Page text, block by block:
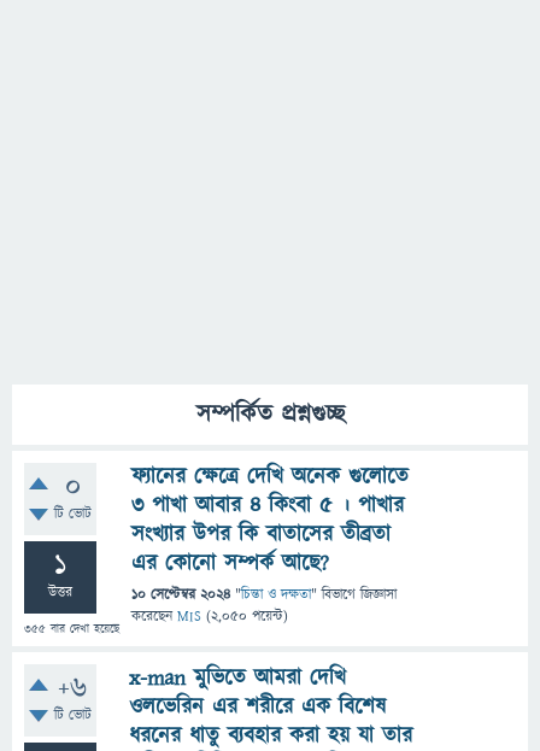
সম্পর্কিত প্রশ্নগুচ্ছ
0
টি ভোট
1
উত্তর
355 বার দেখা হয়েছে
ফ্যানের ক্ষেত্রে দেখি অনেক গুলোতে
৩ পাখা আবার ৪ কিংবা ৫ । পাখার
সংখ্যার উপর কি বাতাসের তীব্রতা
এর কোনো সম্পর্ক আছে?
10 সেপ্টেম্বর 2024 "চিন্তা ও দক্ষতা" বিভাগে জিজ্ঞাসা
করেছেনMIS (2,050 পয়েন্ট)
+6
টি ভোট
x-man মুভিতে আমরা দেখি
ওলভেরিন এর শরীরে এক বিশেষ
ধরনের ধাতু ব্যবহার করা হয় যা তার